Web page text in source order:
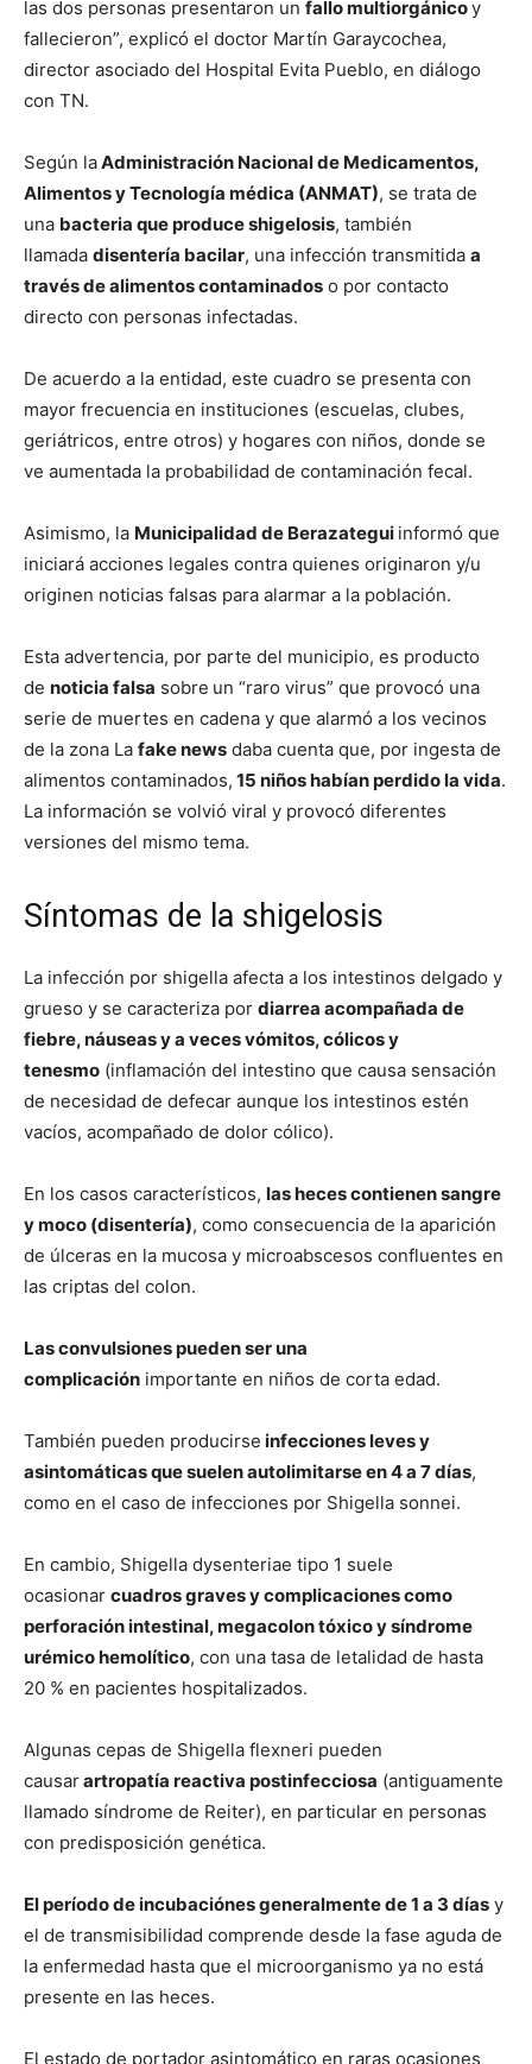
las dos personas presentaron un fallo multiorgánicoy
fallecieron”, explicó el doctor Martín Garaycochea,
director asociado del Hospital Evita Pueblo, en diálogo
con TN.
Según laAdministración Nacional de Medicamentos,
Alimentos y Tecnología médica (ANMAT), se trata de
una bacteria que produce shigelosis, también
llamada disentería bacilar, una infección transmitida a
través de alimentos contaminados o por contacto
directo con personas infectadas.
De acuerdo a la entidad, este cuadro se presenta con
mayor frecuencia en instituciones (escuelas, clubes,
geriátricos, entre otros) y hogares con niños, donde se
ve aumentada la probabilidad de contaminación fecal.
Asimismo, la Municipalidad de Berazategui informó que
iniciará acciones legales contra quienes originaron y/u
originen noticias falsas para alarmar a la población.
Esta advertencia, por parte del municipio, es producto
de noticia falsa sobre un “raro virus” que provocó una
serie de muertes en cadena y que alarmó a los vecinos
de la zona La fake news daba cuenta que, por ingesta de
alimentos contaminados, 15 niños habían perdido la vida.
La información se volvió viral y provocó diferentes
versiones del mismo tema.
Síntomas de la shigelosis
La infección por shigella afecta a los intestinos delgado y
grueso y se caracteriza por diarrea acompañada de
fiebre, náuseas y a veces vómitos, cólicos y
tenesmo (inflamación del intestino que causa sensación
de necesidad de defecar aunque los intestinos estén
vacíos, acompañado de dolor cólico).
En los casos característicos, las heces contienen sangre
y moco (disentería), como consecuencia de la aparición
de úlceras en la mucosa y microabscesos confluentes en
las criptas del colon.
Las convulsiones pueden ser una
complicación importante en niños de corta edad.
También pueden producirse infecciones leves y
asintomáticas que suelen autolimitarse en 4 a 7 días,
como en el caso de infecciones por Shigella sonnei.
En cambio, Shigella dysenteriae tipo 1 suele
ocasionar cuadros graves y complicaciones como
perforación intestinal, megacolon tóxico y síndrome
urémico hemolítico, con una tasa de letalidad de hasta
20 % en pacientes hospitalizados.
Algunas cepas de Shigella flexneri pueden
causarartropatía reactiva postinfecciosa (antiguamente
llamado síndrome de Reiter), en particular en personas
con predisposición genética.
El período de incubaciónes generalmente de 1 a 3 días y
el de transmisibilidad comprende desde la fase aguda de
la enfermedad hasta que el microorganismo ya no está
presente en las heces.
El estado de portador asintomático en raras ocasiones